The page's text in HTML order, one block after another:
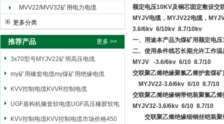
缆
MVV22/MVV32矿用电力电缆
更多分类
推荐产品 更多 >>
3x70型号MYJV22矿用高压电缆
my矿用橡套电缆my煤矿用绝缘电缆
KVV控制电缆KVVR控制电缆
UGF盾构机橡套软电缆UGF高压橡胶软电
缆
KVV控制电缆KVV控制电缆市场价格450
额定电压10KV及铜芯固定敷设交
MYJV电缆，MYJV22电缆，
3.6/6kv 6/10kv 8.7/10kv
一、用途本产品为煤矿用额定电
二、使用条件线芯长期允许工作
MYJV -3.6/6kv 6/10 8.7/10
交联聚乙烯绝缘聚氯乙烯护套煤
MYJV22-3.6/6kv 6/10 8.7/10
交联聚乙烯绝缘钢带铠装聚氯乙
MYJV32-3.6/6kv 6/10 8.7/10
交联聚乙烯绝缘细钢丝铠装聚